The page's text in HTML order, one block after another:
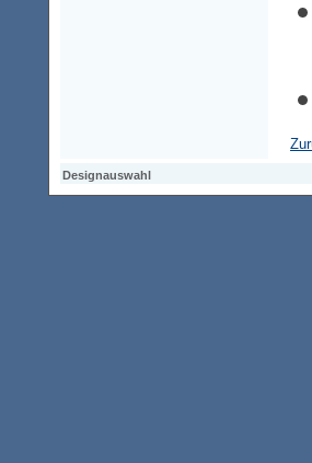
Designauswahl
Designauswahl